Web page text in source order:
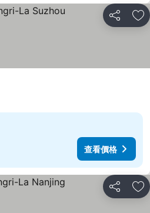
分享 加
查看價格
分享 加